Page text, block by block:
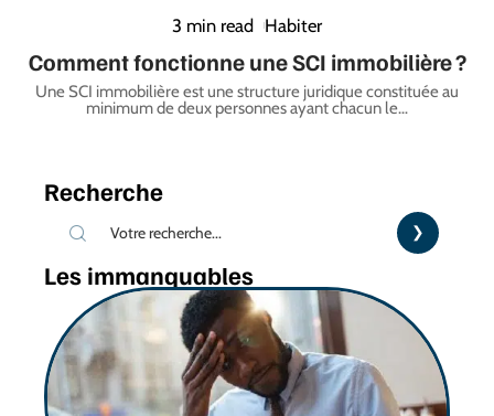
3 min read Habiter
Comment fonctionne une SCI immobilière ?
Une SCI immobilière est une structure juridique constituée au
minimum de deux personnes ayant chacun le…
Recherche
Les immanquables